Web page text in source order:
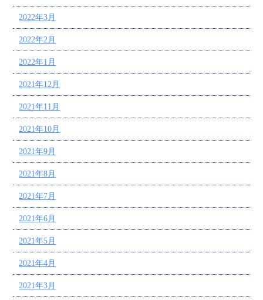
2022年3月
2022年2月
2022年1月
2021年12月
2021年11月
2021年10月
2021年9月
2021年8月
2021年7月
2021年6月
2021年5月
2021年4月
2021年3月